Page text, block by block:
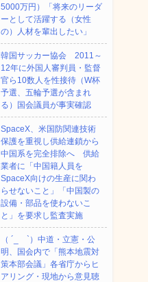
5000万円）「将来のリーダ
ーとして活躍する（女性
の）人材を輩出したい」
韓国サッカー協会 2011～
12年に外国人審判員・監督
官ら10数人を性接待（W杯
予選、五輪予選が含まれ
る）国会議員が事実確認
SpaceX、米国防関連技術
保護を重視し供給連鎖から
中国系を完全排除へ 供給
業者に「中国籍人員を
SpaceX向けの生産に関わ
らせないこと」「中国製の
設備・部品を使わないこ
と」を要求し監査実施
（ ´_ゝ`）中道・立憲・公
明、国会内で「熊本地震対
策本部会議」各省庁からヒ
アリング・現地から意見聴